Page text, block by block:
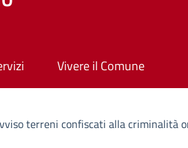
Vivere il Comune
terreni confiscati alla criminalità